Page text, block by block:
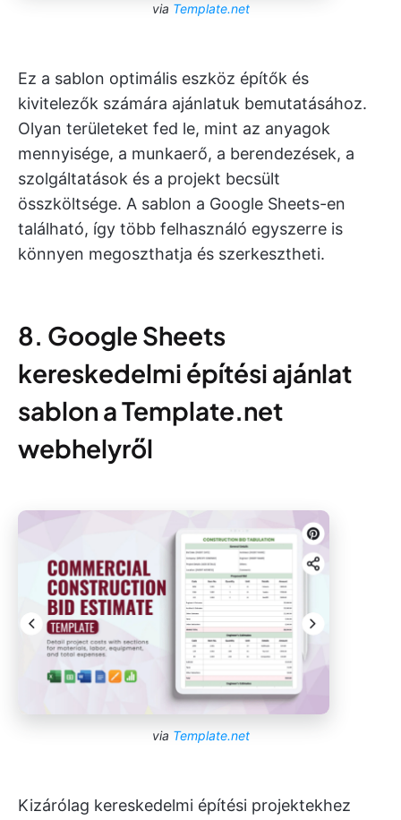
via Template.net
Ez a sablon optimális eszköz építők és
kivitelezők számára ajánlatuk bemutatásához.
Olyan területeket fed le, mint az anyagok
mennyisége, a munkaerő, a berendezések, a
szolgáltatások és a projekt becsült
összköltsége. A sablon a Google Sheets-en
található, így több felhasználó egyszerre is
könnyen megoszthatja és szerkesztheti.
8. Google Sheets
kereskedelmi építési ajánlat
sablon a Template.net
webhelyről
via Template.net
Kizárólag kereskedelmi építési projektekhez